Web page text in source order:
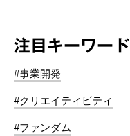
注目キーワード
#事業開発
#クリエイティビティ
#ファンダム